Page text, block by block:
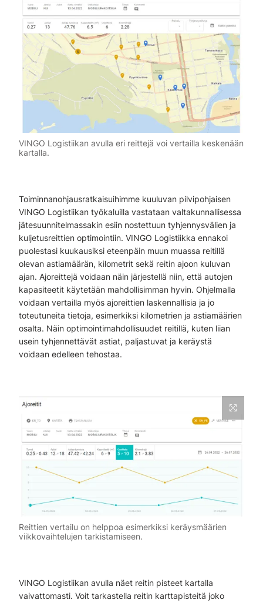
VINGO Logistiikan avulla eri reittejä voi vertailla keskenään
kartalla.
Toiminnanohjausratkaisuihimme kuuluvan pilvipohjaisen
VINGO Logistiikan työkaluilla vastataan valtakunnallisessa
jätesuunnitelmassakin esiin nostettuun tyhjennysvälien ja
kuljetusreittien optimointiin. VINGO Logistiikka ennakoi
puolestasi kuukausiksi eteenpäin muun muassa reitillä
olevan astiamäärän, kilometrit sekä reitin ajoon kuluvan
ajan. Ajoreittejä voidaan näin järjestellä niin, että autojen
kapasiteetit käytetään mahdollisimman hyvin. Ohjelmalla
voidaan vertailla myös ajoreittien laskennallisia ja jo
toteutuneita tietoja, esimerkiksi kilometrien ja astiamäärien
osalta. Näin optimointimahdollisuudet reitillä, kuten liian
usein tyhjennettävät astiat, paljastuvat ja keräystä
voidaan edelleen tehostaa.
Reittien vertailu on helppoa esimerkiksi keräysmäärien
viikkovaihtelujen tarkistamiseen.
VINGO Logistiikan avulla näet reitin pisteet kartalla
vaivattomasti. Voit tarkastella reitin karttapisteitä joko